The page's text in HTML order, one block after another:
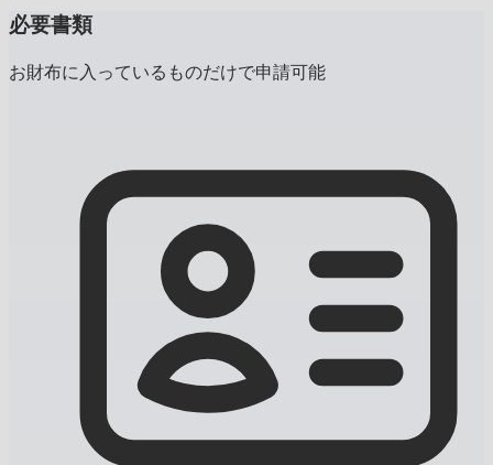
必要書類
お財布に入っているものだけで申請可能